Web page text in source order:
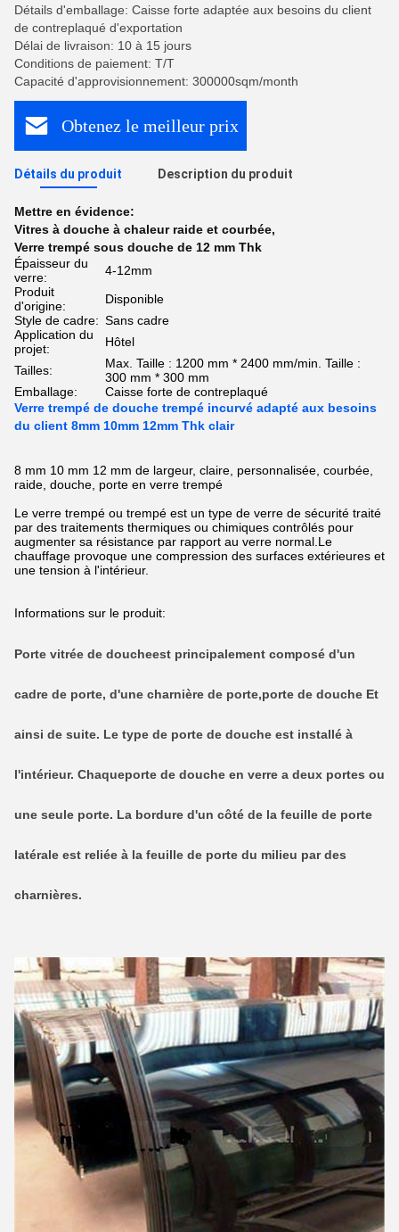
Détails d'emballage: Caisse forte adaptée aux besoins du client
de contreplaqué d'exportation
Délai de livraison: 10 à 15 jours
Conditions de paiement: T/T
Capacité d'approvisionnement: 300000sqm/month
Obtenez le meilleur prix
Détails du produit Description du produit
Mettre en évidence:
Vitres à douche à chaleur raide et courbée,
Verre trempé sous douche de 12 mm Thk
Épaisseur du
verre:
4-12mm
Produit
d'origine:
Disponible
Style de cadre: Sans cadre
Application du
projet:
Hôtel
Tailles:
Max. Taille : 1200 mm * 2400 mm/min. Taille :
300 mm * 300 mm
Emballage:
Caisse forte de contreplaqué
Verre trempé de douche trempé incurvé adapté aux besoins
du client 8mm 10mm 12mm Thk clair
8 mm 10 mm 12 mm de largeur, claire, personnalisée, courbée,
raide, douche, porte en verre trempé
Le verre trempé ou trempé est un type de verre de sécurité traité
par des traitements thermiques ou chimiques contrôlés pour
augmenter sa résistance par rapport au verre normal.Le
chauffage provoque une compression des surfaces extérieures et
une tension à l'intérieur.
Informations sur le produit:
Porte vitrée de doucheest principalement composé d'un
cadre de porte, d'une charnière de porte,porte de douche Et
ainsi de suite. Le type de porte de douche est installé à
l'intérieur. Chaqueporte de douche en verre a deux portes ou
une seule porte. La bordure d'un côté de la feuille de porte
latérale est reliée à la feuille de porte du milieu par des
charnières.